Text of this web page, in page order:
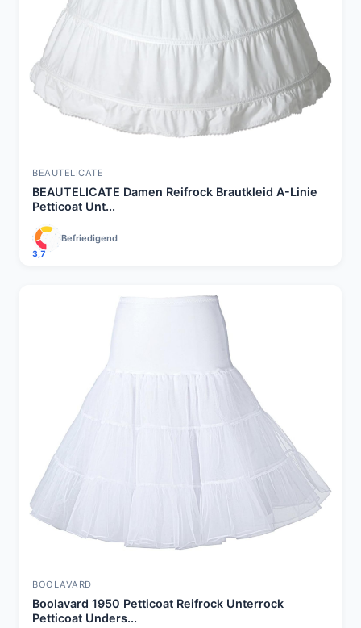
BEAUTELICATE
BEAUTELICATE Damen Reifrock Brautkleid A-Linie
Petticoat Unt...
3,7
Befriedigend
BOOLAVARD
Boolavard 1950 Petticoat Reifrock Unterrock
Petticoat Unders...